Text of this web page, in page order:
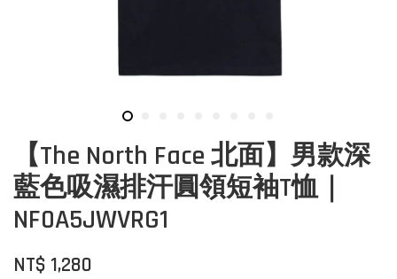
【The North Face 北面】男款深
藍色吸濕排汗圓領短袖T恤｜
NF0A5JWVRG1
NT$ 1,280